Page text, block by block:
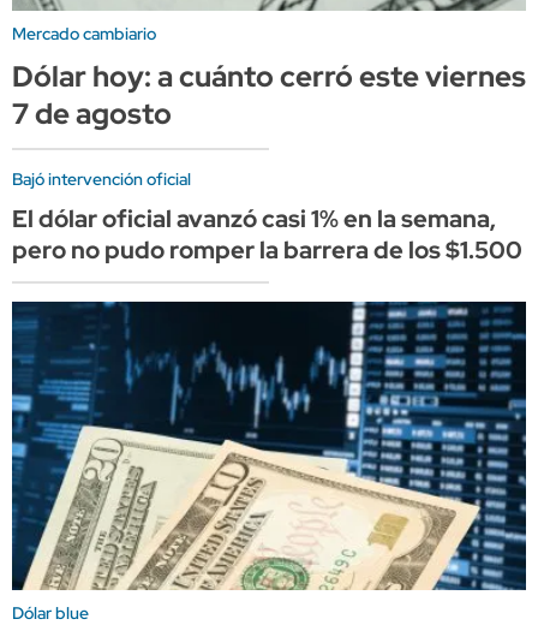
Mercado cambiario
Dólar hoy: a cuánto cerró este viernes
7 de agosto
Bajó intervención oficial
El dólar oficial avanzó casi 1% en la semana,
pero no pudo romper la barrera de los $1.500
Dólar blue